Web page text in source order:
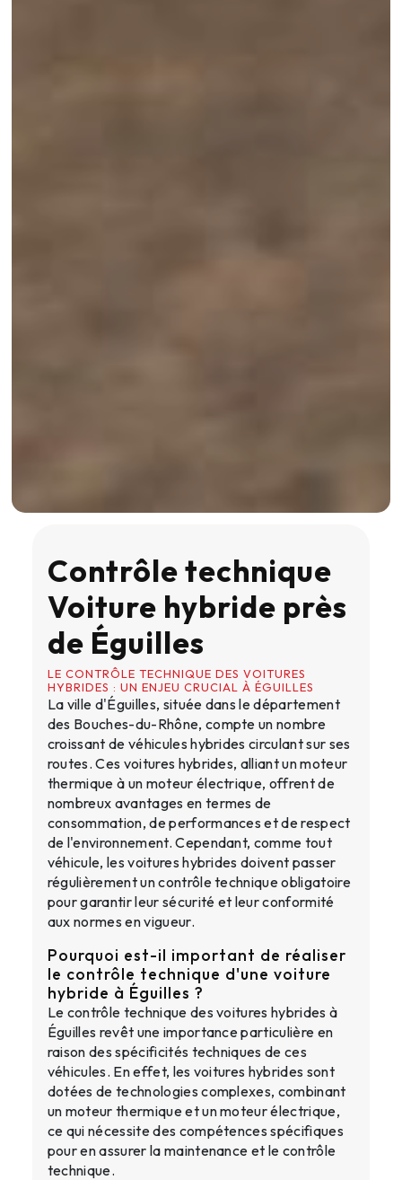
Contrôle technique
Voiture hybride près
de Éguilles
LE CONTRÔLE TECHNIQUE DES VOITURES
HYBRIDES : UN ENJEU CRUCIAL À ÉGUILLES
La ville d'Éguilles, située dans le département
des Bouches-du-Rhône, compte un nombre
croissant de véhicules hybrides circulant sur ses
routes. Ces voitures hybrides, alliant un moteur
thermique à un moteur électrique, offrent de
nombreux avantages en termes de
consommation, de performances et de respect
de l'environnement. Cependant, comme tout
véhicule, les voitures hybrides doivent passer
régulièrement un contrôle technique obligatoire
pour garantir leur sécurité et leur conformité
aux normes en vigueur.
Pourquoi est-il important de réaliser
le contrôle technique d'une voiture
hybride à Éguilles ?
Le contrôle technique des voitures hybrides à
Éguilles revêt une importance particulière en
raison des spécificités techniques de ces
véhicules. En effet, les voitures hybrides sont
dotées de technologies complexes, combinant
un moteur thermique et un moteur électrique,
ce qui nécessite des compétences spécifiques
pour en assurer la maintenance et le contrôle
technique.